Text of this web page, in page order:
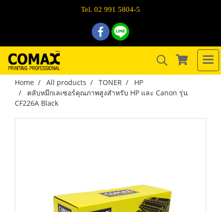
Tel. 02 991 5804-5
Home All products TONER
HP
ตลับหมึกเลเซอร์คุณภาพสูงสำหรับ HP และ Canon รุ่น
CF226A Black